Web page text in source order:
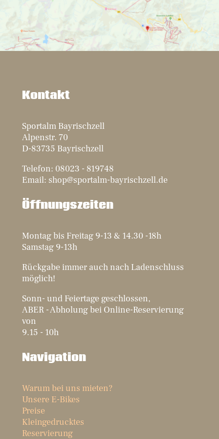
Kontakt
Sportalm Bayrischzell
Alpenstr. 70
D-83735 Bayrischzell
Telefon: 08023 - 819748
Email: shop@sportalm-bayrischzell.de
Öffnungszeiten
Montag bis Freitag 9-13 & 14.30 -18h
Samstag 9-13h
Rückgabe immer auch nach Ladenschluss
möglich!
Sonn- und Feiertage geschlossen,
ABER - Abholung bei Online-Reservierung
von
9.15 - 10h
Navigation
Warum bei uns mieten?
Unsere E-Bikes
Preise
Kleingedrucktes
Reservierung